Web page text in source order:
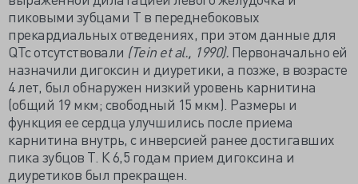
пиковыми зубцами Т в переднебоковых
прекардиальных отведениях, при этом данные для
QTc отсутствовали (Tein et al., 1990). Первоначально ей
назначили дигоксин и диуретики, а позже, в возрасте
4 лет, был обнаружен низкий уровень карнитина
(общий 19 мкм; свободный 15 мкм). Размеры и
функция ее сердца улучшились после приема
карнитина внутрь, с инверсией ранее достигавших
пика зубцов Т. К 6,5 годам прием дигоксина и
диуретиков был прекращен.